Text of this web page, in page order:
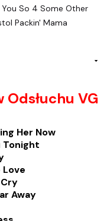
So 4 Some Other
Packin' Mama
Odsłuchu VG
Her Now
Tonight
Love
Away